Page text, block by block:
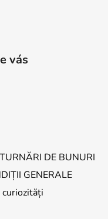
vás
DE BUNURI
GENERALE